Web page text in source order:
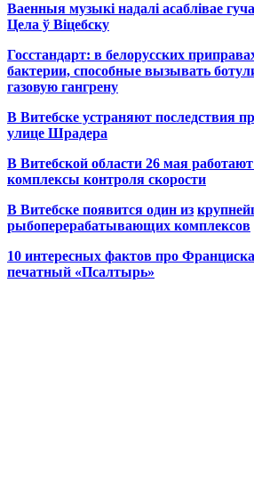
Ваенныя музыкі надалі асаблівае
Цела ў Віцебску
Госстандарт: в белорусских
бактерии, способные вызывать
газовую гангрену
В Витебске устраняют последствия
улице Шрадера
В Витебской области 26 мая
комплексы контроля скорости
В Витебске появится один из
рыбоперерабатывающих комплексов
10 интересных фактов про
печатный «Псалтырь»